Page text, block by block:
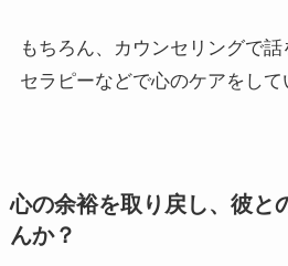
もちろん、カウンセリングで話
セラピーなどで心のケアをし
心の余裕を取り戻し、彼と
んか？